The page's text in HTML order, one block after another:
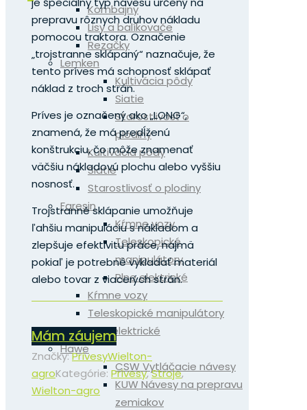
Kombajny
Lisy a balíkovače
Rezačky
Lemken
Kultivácia pôdy
Siatie
Starostlivosť o
plodiny
Kultivácia pôdy
Siatie
Starostlivosť o plodiny
Faresin
Kŕmne vozy
Teleskopické
manipulátory
Plne elektrické
Kŕmne vozy
Teleskopické manipulátory
Plne elektrické
Hawe
CSW Vytláčacie návesy
KUW Návesy na prepravu
zemiakov
prepravu rôznych druhov nákladu
pomocou traktora. Označenie
„trojstranne sklápaný“ naznačuje, že
tento príves má schopnosť sklápať
náklad z troch strán.
Príves je označený ako „LONG“,
znamená, že má predĺženú
konštrukciu, čo môže znamenať
väčšiu nákladovú plochu alebo vyššiu
nosnosť.
Trojstranné sklápanie umožňuje
ľahšiu manipuláciu s nákladom a
zlepšuje efektivitu práce, najmä
pokiaľ je potrebné vykladať materiál
alebo tovar z viacerých strán.
Mám záujem
Značky:PrívesyWielton-
agroKategórie: Prívesy,Stroje,
Wielton-agro